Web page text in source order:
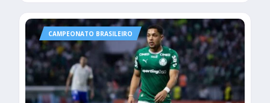
CAMPEONATO BRASILEIRO